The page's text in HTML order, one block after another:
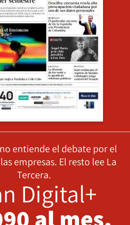
entiende el debate por el
empresas. El resto lee La
Tercera.
Digital+
al mes,